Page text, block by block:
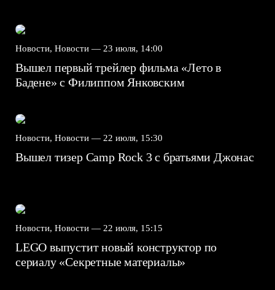
Новости, Новости — 23 июля, 14:00
Вышел первый трейлер фильма «Лето в
Бадене» с Филиппом Янковским
Новости, Новости — 22 июля, 15:30
Вышел тизер Camp Rock 3 с братьями Джонас
Новости, Новости — 22 июля, 15:15
LEGO выпустит новый конструктор по
сериалу «Секретные материалы»